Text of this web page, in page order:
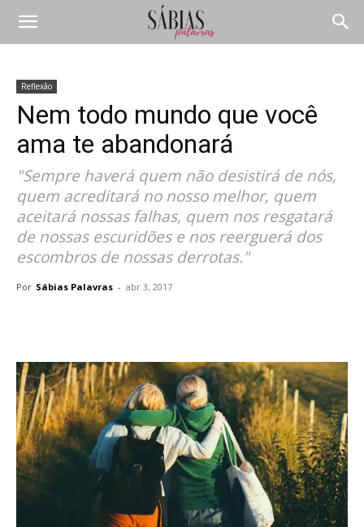
Reflexão
Nem todo mundo que você
ama te abandonará
"Sempre haverá quem não desistirá de nós,
quem acreditará no nosso melhor, quem
aceitará nossas falhas, quem nos resgatará
de nossas escuridões e nos reerguerá dos
escombros de nossas derrotas."
Por Sábias Palavras - abr 3, 2017